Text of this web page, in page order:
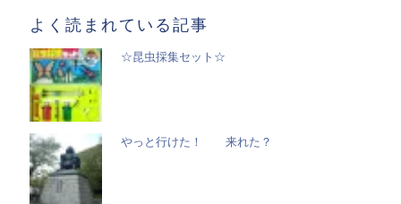
よく読まれている記事
☆昆虫採集セット☆
やっと行けた！ 来れた？